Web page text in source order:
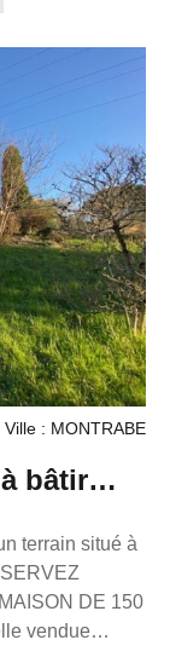
Ville : MONTRABE
terrain situé à
vendue